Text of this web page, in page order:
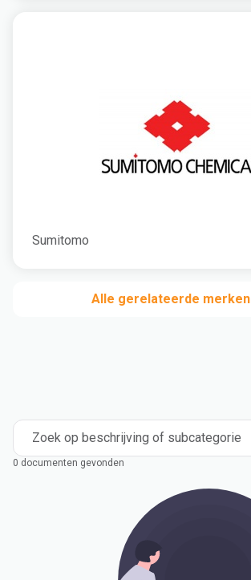
Sumitomo
Alle gerelateerde merken
Zoek op beschrijving of subcategorie
0 documenten gevonden